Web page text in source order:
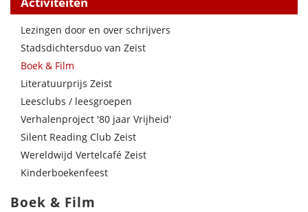
Lezingen door en over schrijvers
Stadsdichtersduo van Zeist
Boek & Film
Literatuurprijs Zeist
Leesclubs / leesgroepen
Verhalenproject '80 jaar Vrijheid'
Silent Reading Club Zeist
Wereldwijd Vertelcafé Zeist
Kinderboekenfeest
Boek & Film